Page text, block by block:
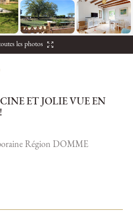
les photos
ET JOLIE VUE EN
Région DOMME